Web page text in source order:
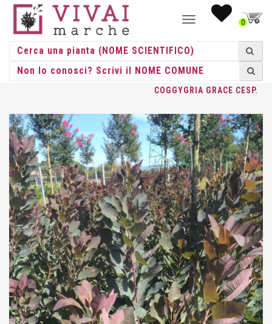
NAVIGAZIONE0
HOME /CESPUGLI/CESPUGLI VASO/ COTINUS / COTINUS
COGGYGRIA GRACE CESP.